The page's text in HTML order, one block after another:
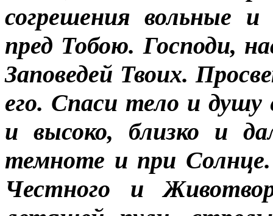
согрешения вольные
пред Тобою. Господи,
Заповедей Твоих.
его. Спаси тело и душу
и высоко, близко и
темноте и при Солнце.
Честного и